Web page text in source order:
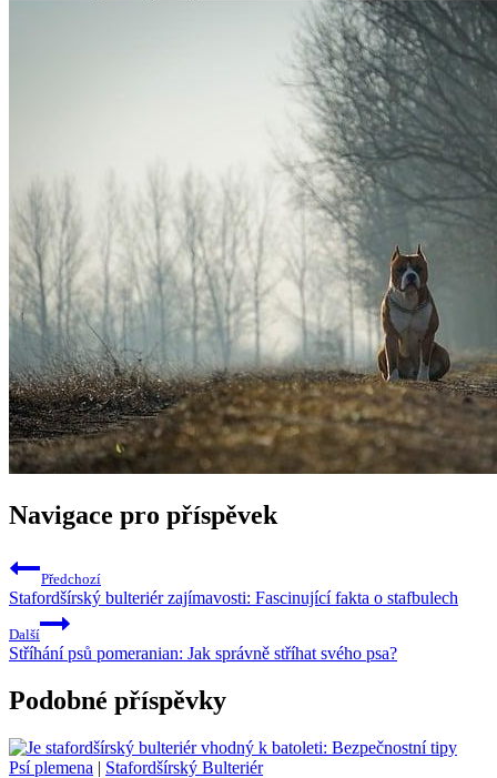
Navigace pro příspěvek
Předchozí
Stafordšírský bulteriér zajímavosti: Fascinující fakta o stafbulech
Další
Stříhání psů pomeranian: Jak správně stříhat svého psa?
Podobné příspěvky
Psí plemena | Stafordšírský Bulteriér